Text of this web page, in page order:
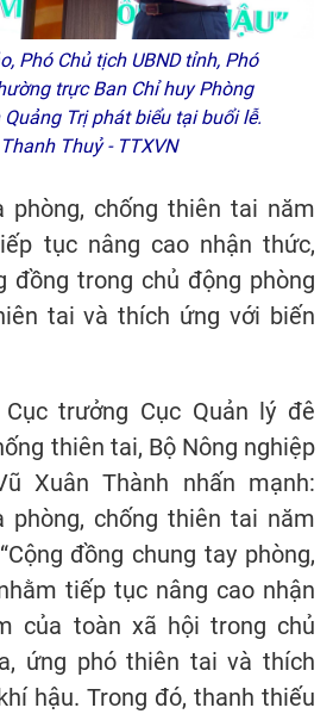
Phó Chủ tịch UBND tỉnh, Phó
trực Ban Chỉ huy Phòng
Trị phát biểu tại buổi lễ.
Thuỷ - TTXVN
phòng, chống thiên tai năm
tục nâng cao nhận thức,
đồng trong chủ động phòng
tai và thích ứng với biến
trưởng Cục Quản lý đê
thiên tai, Bộ Nông nghiệp
Xuân Thành nhấn mạnh:
phòng, chống thiên tai năm
đồng chung tay phòng,
tiếp tục nâng cao nhận
của toàn xã hội trong chủ
ứng phó thiên tai và thích
hậu. Trong đó, thanh thiếu